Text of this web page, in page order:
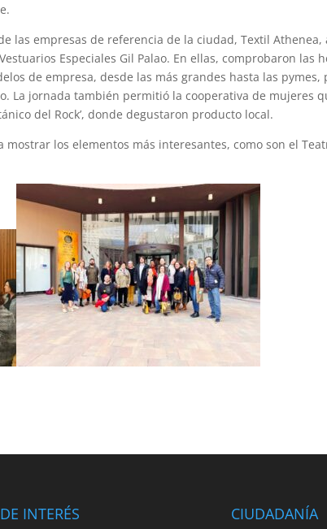
las empresas de referencia de la ciudad, Textil Athenea,
Especiales Gil Palao. En ellas, comprobaron las
de empresa, desde las más grandes hasta las pymes,
La jornada también permitió la cooperativa de mujeres
del Rock’, donde degustaron producto local.
los elementos más interesantes, como son el
DE INTERÉS CIUDADANÍA